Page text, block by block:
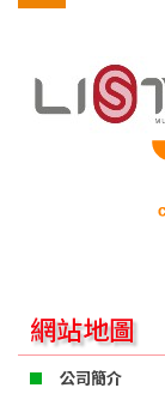
網站地圖
公司簡介